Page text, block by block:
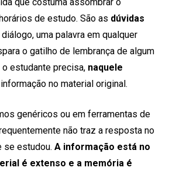
de estudo. São as dúvidas
diálogo, uma palavra em qualquer
o gatilho de lembrança de algum
estudante precisa, naquele
no material original.
genéricos ou em ferramentas de
não traz a resposta no
se estudou. A informação está no
é extenso e a memória é